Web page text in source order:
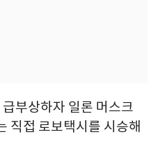
부상하자 일론 머스크
직접 로보택시를 시승해